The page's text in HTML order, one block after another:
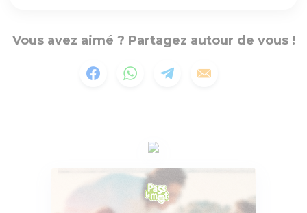
Vous avez aimé ? Partagez autour de vous !